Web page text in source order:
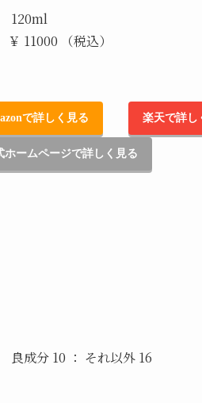
120ml
￥ 11000 （税込）
で詳しく見る 楽天で詳し
ホームページで詳しく見る
良成分 10 ： それ以外 16